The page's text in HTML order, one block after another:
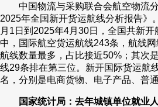
中国物流与采购联合会航空物流
2025年全国新开货运航线分析报告》
月1日到2025年4月30日，全国共新
中，国际航空货运航线243条，航线
航线数量最多，占比接近50%；其次
线29条排在第三位。新开国际货运航
名，分别是电商货物、电子产品、普通
国家统计局：去年城镇单位就业